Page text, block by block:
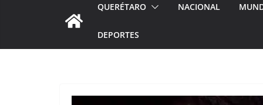
QUERÉTARO NACIONAL
DEPORTES